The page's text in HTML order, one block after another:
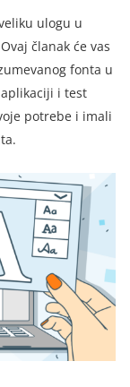
ulogu u
članak će vas
fonta u
aplikaciji i test
potrebe i imali